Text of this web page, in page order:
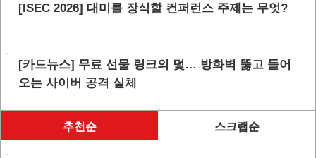
[ISEC 2026] 대미를 장식할 컨퍼런스 주제는 무엇?
[카드뉴스] 무료 선물 링크의 덫… 방화벽 뚫고 들어
오는 사이버 공격 실체
추천순 스크랩순